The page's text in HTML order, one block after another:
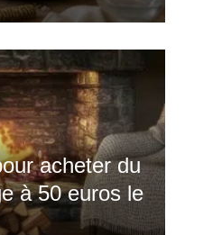
acheter du
à 50 euros le